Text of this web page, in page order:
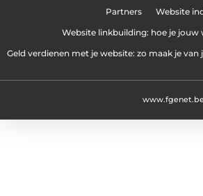
Partners Website
Website linkbuilding: hoe je jouw
Geld verdienen met je website: zo maak je